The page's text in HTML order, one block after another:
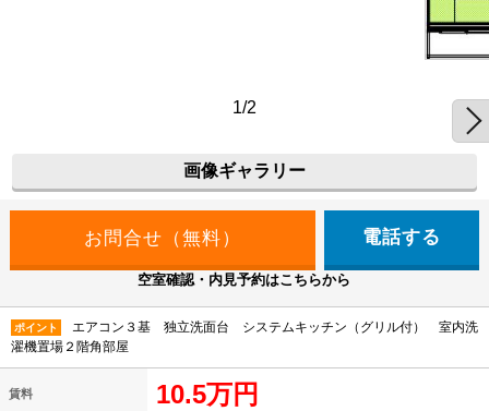
1/2
画像ギャラリー
電話する
空室確認・内見予約はこちらから
ポイント
エアコン３基 独立洗面台 システムキッチン（グリル付） 室内洗
濯機置場２階角部屋
賃料 10.5万円